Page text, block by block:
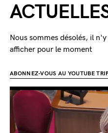
Nous sommes désolés, il
afficher pour le moment
ABONNEZ-VOUS AU YOUTUBE